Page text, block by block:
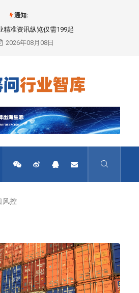
通知:
精准资讯纵览仅需199起
2026年08月08日
风控